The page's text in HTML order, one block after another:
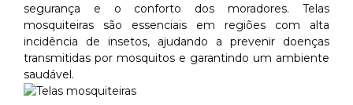
segurança e o conforto dos moradores. Telas
mosquiteiras são essenciais em regiões com alta
incidência de insetos, ajudando a prevenir doenças
transmitidas por mosquitos e garantindo um ambiente
saudável.